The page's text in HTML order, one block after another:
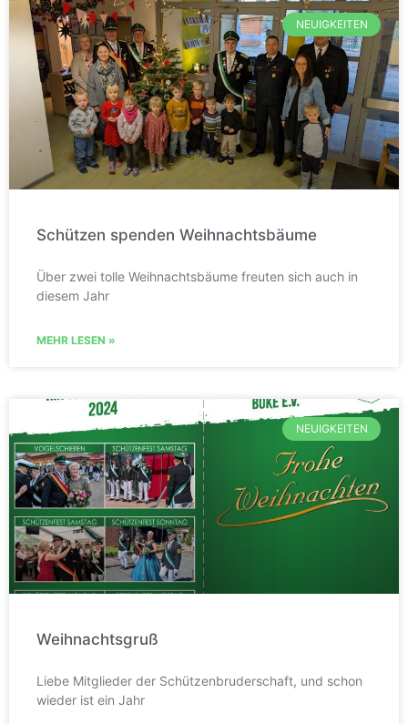
NEUIGKEITEN
Schützen spenden Weihnachtsbäume
Über zwei tolle Weihnachtsbäume freuten sich auch in
diesem Jahr
MEHR LESEN »
NEUIGKEITEN
Weihnachtsgruß
Liebe Mitglieder der Schützenbruderschaft, und schon
wieder ist ein Jahr